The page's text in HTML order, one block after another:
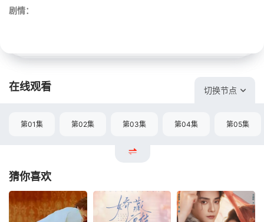
剧情：
在线观看 切换节点
第01集 第02集 第03集 第04集 第05集
猜你喜欢